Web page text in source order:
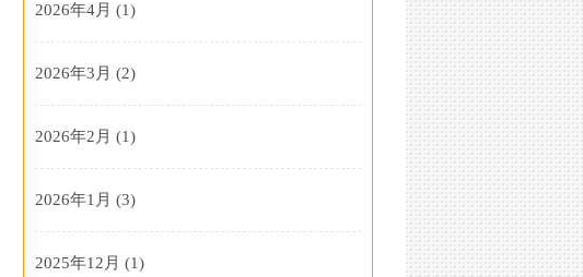
2026年4月 (1)
2026年3月 (2)
2026年2月 (1)
2026年1月 (3)
2025年12月 (1)